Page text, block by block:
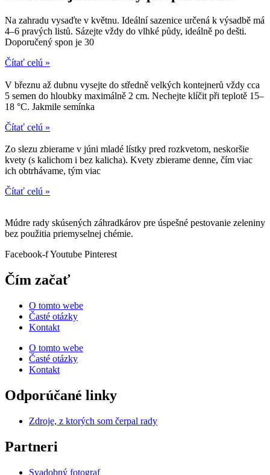
Na zahradu vysaďte v květnu. Ideální sazenice určená k výsadbě má
4–6 pravých listů. Sázejte vždy do vlhké půdy, ideálně po dešti.
Doporučený spon je 30
Čítať celú »
V březnu až dubnu vysejte do středně velkých kontejnerů vždy cca
5 semen do hloubky maximálně 2 cm. Nechejte klíčit při teplotě 15–
18 °C. Jakmile semínka
Čítať celú »
Zo slezu zbierame v júni mladé lístky pred rozkvetom, neskoršie
kvety (s kalichom i bez kalicha). Kvety zbierame denne, čím viac
ich obtrhávame, tým viac
Čítať celú »
Múdre rady skúsených záhradkárov pre úspešné pestovanie zeleniny
bez použitia priemyselnej chémie.
Facebook-fYoutube Pinterest
Čím začať
O tomto webe
Časté otázky
Kontakt
O tomto webe
Časté otázky
Kontakt
Odporúčané linky
Zdroje, z ktorých som čerpal rady
Partneri
Svadobný fotograf